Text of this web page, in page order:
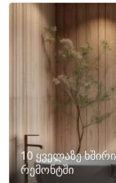
10 ყველაზე
რემონტში